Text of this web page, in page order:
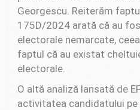
Georgescu. Reiterăm
175D/2024 arată că au
electorale nemarcate,
faptul că au existat
electorale.
O altă analiză lansată de
activitatea candidatului pe